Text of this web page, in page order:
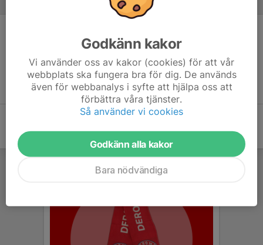
Inget skrivet
Godkänn kakor
Vi använder oss av kakor (cookies) för att vår
webbplats ska fungera bra för dig. De används
även för webbanalys i syfte att hjälpa oss att
förbättra våra tjänster.
Så använder vi cookies
Godkänn alla kakor
Bara nödvändiga